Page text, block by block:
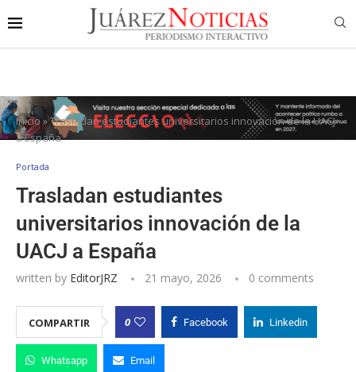
Inicio»Trasladan estudiantes universitarios innovación de la UACJ
a España
Portada
Trasladan estudiantes
universitarios innovación de la
UACJ a España
written by EditorJRZ 21 mayo, 2026 0 comments
COMPARTIR 0 Facebook Linkedin
Whatsapp Email